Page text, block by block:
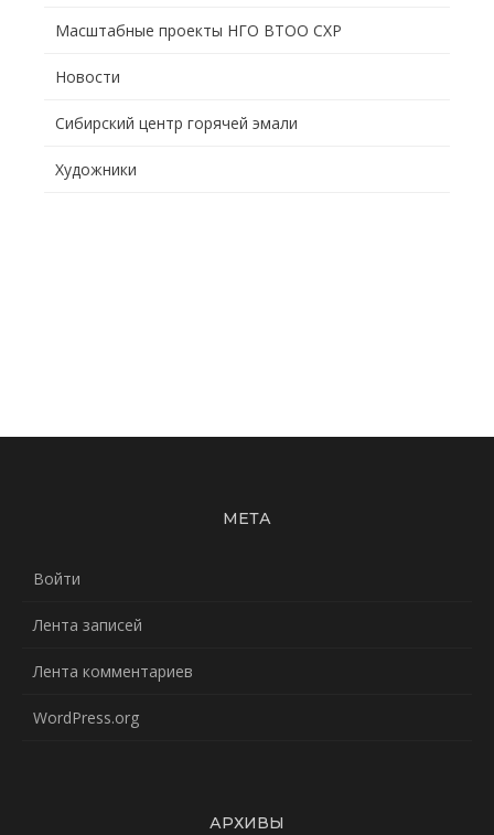
Масштабные проекты НГО ВТОО СХР
Новости
Сибирский центр горячей эмали
Художники
МЕТА
Войти
Лента записей
Лента комментариев
WordPress.org
АРХИВЫ